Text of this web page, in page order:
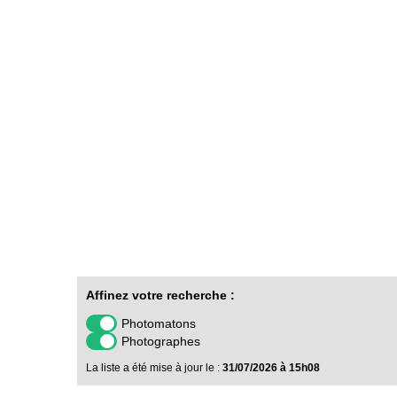
Affinez votre recherche :
Photomatons
Photographes
La liste a été mise à jour le : 31/07/2026 à 15h08